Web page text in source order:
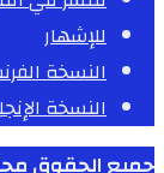
للإشهار
النسخة
النسخة
جميع الحقوق